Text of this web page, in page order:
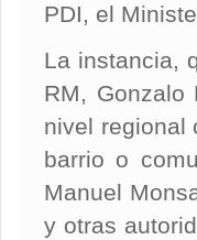
PDI, el
La instancia,
RM,
nivel regional
barrio o
Manuel
y otras